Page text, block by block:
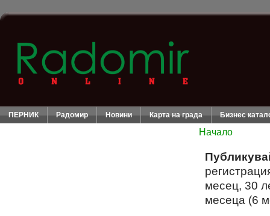
ПЕРНИК Радомир Новини Карта на града Бизнес
Начало
месец, 30
месеца (6